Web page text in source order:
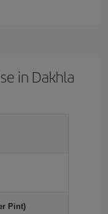
in Dakhla
Pint)